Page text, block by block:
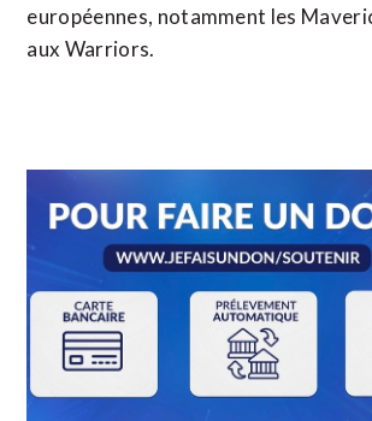
européennes, notamment les
aux Warriors.